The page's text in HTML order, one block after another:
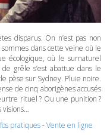
disparus. On n’est pas non
dans cette veine où le
écologique, où le surnaturel
grêle s’est abattue dans le
pèse sur Sydney. Pluie noire.
de cinq aborigènes accusés
rituel ? Ou une punition ?
visions…
pratiques-Vente en ligne